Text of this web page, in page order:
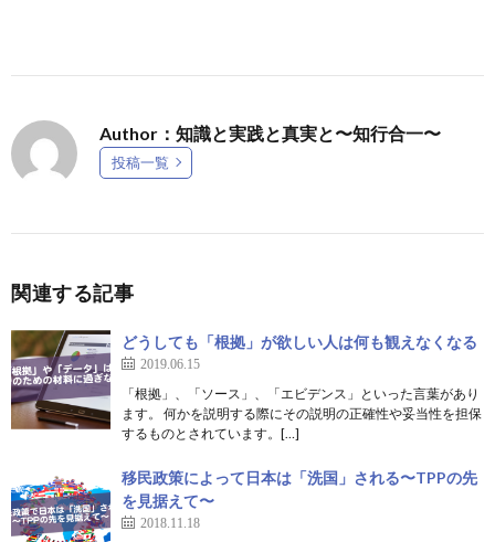
Author：知識と実践と真実と〜知行合一〜
投稿一覧
関連する記事
どうしても「根拠」が欲しい人は何も観えなくなる
2019.06.15
「根拠」、「ソース」、「エビデンス」といった言葉があり
ます。 何かを説明する際にその説明の正確性や妥当性を担保
するものとされています。[…]
移民政策によって日本は「洗国」される〜TPPの先
を見据えて〜
2018.11.18